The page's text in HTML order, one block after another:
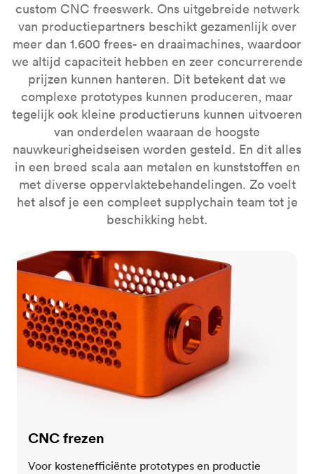
custom CNC freeswerk. Ons uitgebreide netwerk
van productiepartners beschikt gezamenlijk over
meer dan 1.600 frees- en draaimachines, waardoor
we altijd capaciteit hebben en zeer concurrerende
prijzen kunnen hanteren. Dit betekent dat we
complexe prototypes kunnen produceren, maar
tegelijk ook kleine productieruns kunnen uitvoeren
van onderdelen waaraan de hoogste
nauwkeurigheidseisen worden gesteld. En dit alles
in een breed scala aan metalen en kunststoffen en
met diverse oppervlaktebehandelingen. Zo voelt
het alsof je een compleet supplychain team tot je
beschikking hebt.
CNC frezen
CNC frezen
Voor kostenefficiënte prototypes en productie